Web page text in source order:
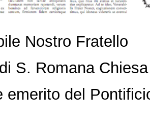
Nostro Fratello
S. Romana
emerito del